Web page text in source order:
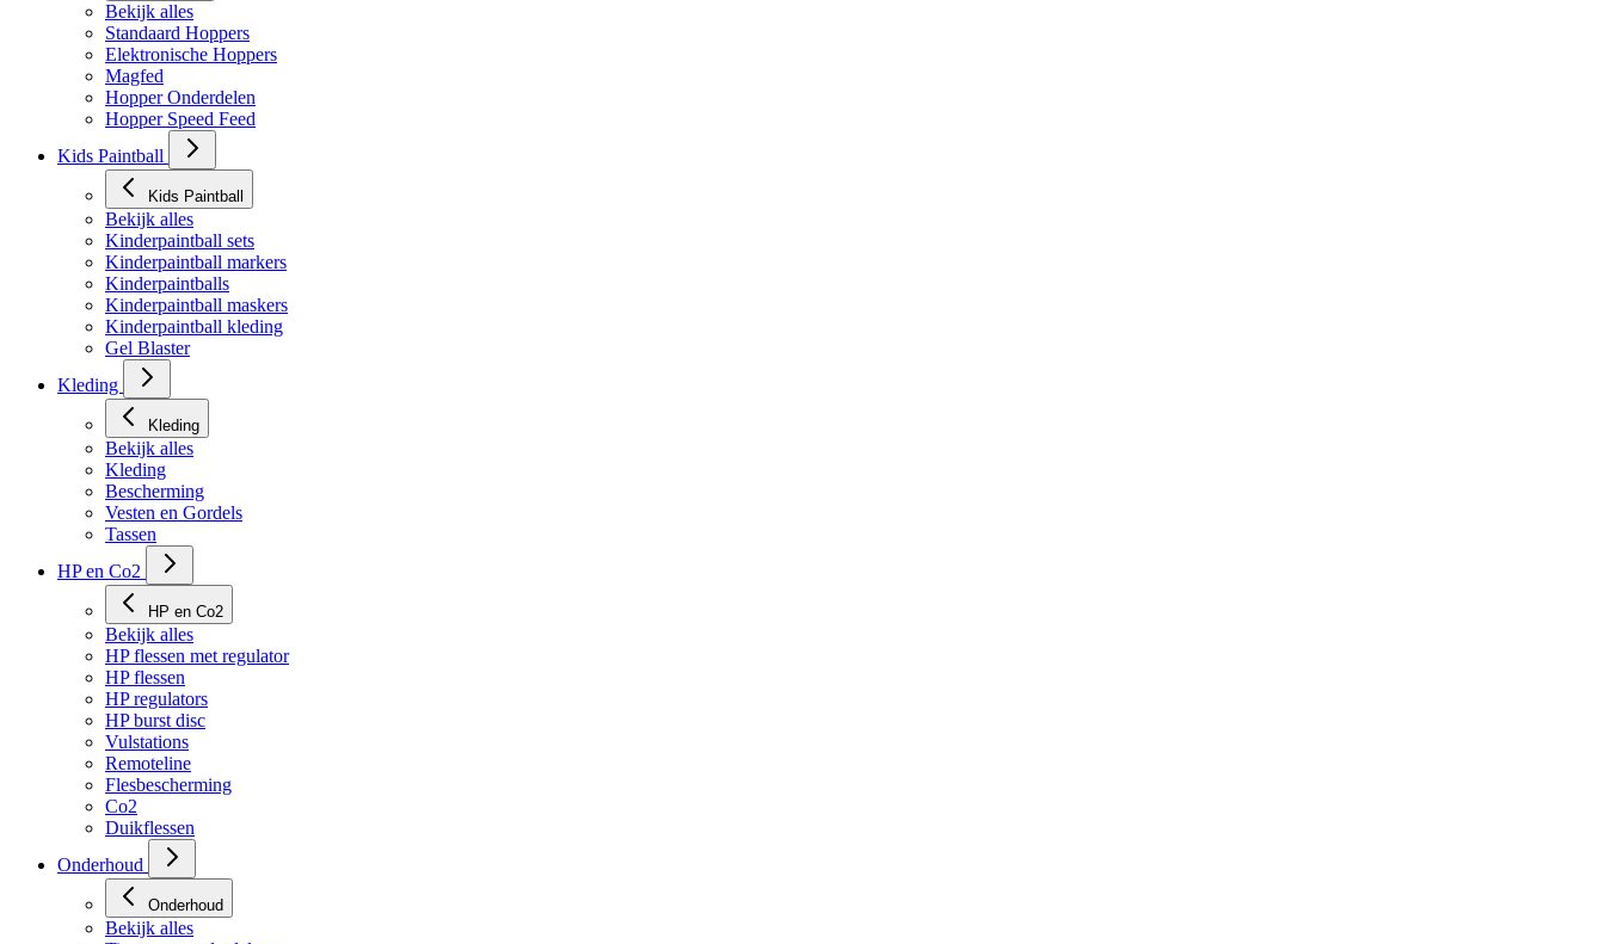
Bekijk alles
Standaard Hoppers
Elektronische Hoppers
Magfed
Hopper Onderdelen
Hopper Speed Feed
Kids Paintball
Kids Paintball
Bekijk alles
Kinderpaintball sets
Kinderpaintball markers
Kinderpaintballs
Kinderpaintball maskers
Kinderpaintball kleding
Gel Blaster
Kleding
Kleding
Bekijk alles
Kleding
Bescherming
Vesten en Gordels
Tassen
HP en Co2
HP en Co2
Bekijk alles
HP flessen met regulator
HP flessen
HP regulators
HP burst disc
Vulstations
Remoteline
Flesbescherming
Co2
Duikflessen
Onderhoud
Onderhoud
Bekijk alles